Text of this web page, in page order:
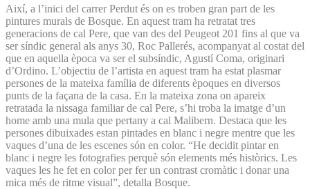
Així, a l’inici del carrer Perdut és on es troben gran part de les
pintures murals de Bosque. En aquest tram ha retratat tres
generacions de cal Pere, que van des del Peugeot 201 fins al que va
ser síndic general als anys 30, Roc Pallerés, acompanyat al costat del
que en aquella època va ser el subsíndic, Agustí Coma, originari
d’Ordino. L’objectiu de l’artista en aquest tram ha estat plasmar
persones de la mateixa família de diferents èpoques en diversos
punts de la façana de la casa. En la mateixa zona on apareix
retratada la nissaga familiar de cal Pere, s’hi troba la imatge d’un
home amb una mula que pertany a cal Malibern. Destaca que les
persones dibuixades estan pintades en blanc i negre mentre que les
vaques d’una de les escenes són en color. “He decidit pintar en
blanc i negre les fotografies perquè són elements més històrics. Les
vaques les he fet en color per fer un contrast cromàtic i donar una
mica més de ritme visual”, detalla Bosque.